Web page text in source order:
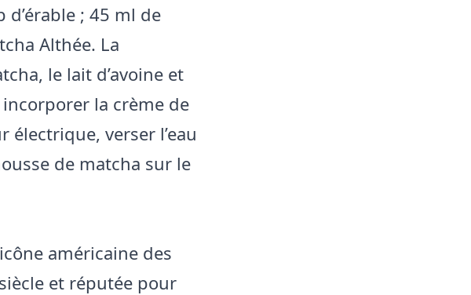
; 45 ml de
Althée. La
le lait d’avoine et
incorporer la crème de
verser l’eau
de matcha sur le
américaine des
et réputée pour